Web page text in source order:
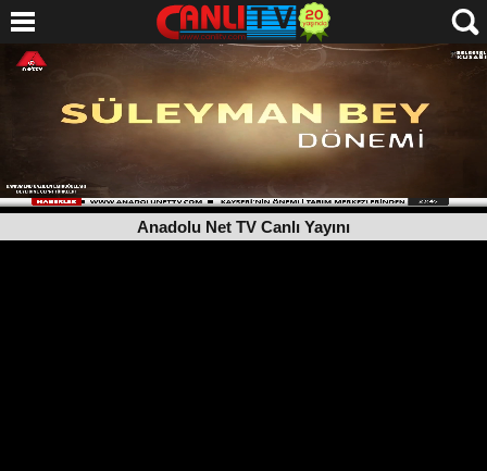
Anadolu Net TV Canlı Yayını